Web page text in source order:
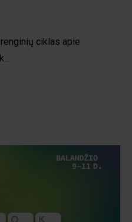
ciklas apie